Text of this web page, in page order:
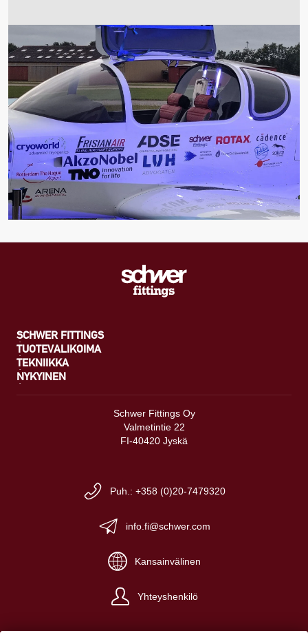
SCHWER FITTINGS
TUOTEVALIKOIMA
TEKNIIKKA
NYKYINEN
Schwer Fittings Oy
Valmetintie 22
FI-40420 Jyskä
Puh.: +358 (0)20-7479320
info.fi@schwer.com
Kansainvälinen
Yhteyshenkilö